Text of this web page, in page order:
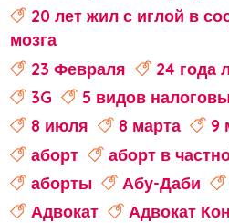
20 лет жил с иглой в
мозга
23 Февраля
24 года
3G
5 видов
8 июля
8 марта 9
аборт
аборт в
аборты
Абу-Даби
Адвокат
Адвокат